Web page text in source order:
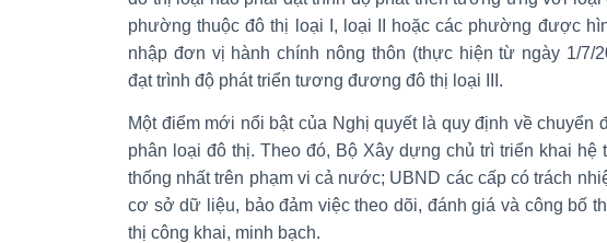
phường thuộc đô thị loại I, loại II hoặc các phường được
nhập đơn vị hành chính nông thôn (thực hiện từ ngày 1/7/
đạt trình độ phát triển tương đương đô thị loại III.
Một điểm mới nổi bật của Nghị quyết là quy định về chuyển
phân loại đô thị. Theo đó, Bộ Xây dựng chủ trì triển khai hệ
thống nhất trên phạm vi cả nước; UBND các cấp có trách
cơ sở dữ liệu, bảo đảm việc theo dõi, đánh giá và công bố
thị công khai, minh bạch.